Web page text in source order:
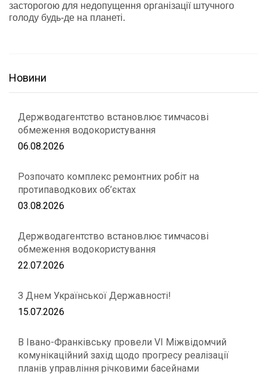
засторогою для недопущення організації штучного
голоду будь-де на планеті.
Новини
Держводагентство встановлює тимчасові
обмеження водокористування
06.08.2026
Розпочато комплекс ремонтних робіт на
протипаводкових об’єктах
03.08.2026
Держводагентство встановлює тимчасові
обмеження водокористування
22.07.2026
З Днем Української Державності!
15.07.2026
В Івано-Франківську провели VІ Міжвідомчий
комунікаційний захід щодо прогресу реалізації
планів управління річковими басейнами